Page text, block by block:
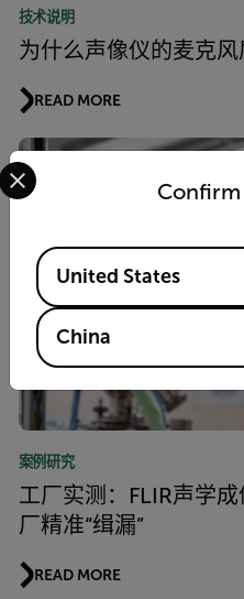
技术说明
为什么声像仪的麦克
READ MORE
案例研究
工厂实测：FLIR声学
厂精准“缉漏”
READ MORE
Select your preferred
Available Locations
United States
China